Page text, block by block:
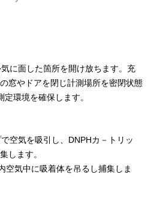
に面した箇所を開け放ちます。充
窓やドアを閉じ計測場所を密閉状態
環境を確保します。
空気を吸引し、DNPHカ－トリッ
します。
空気中に吸着体を吊るし捕集しま